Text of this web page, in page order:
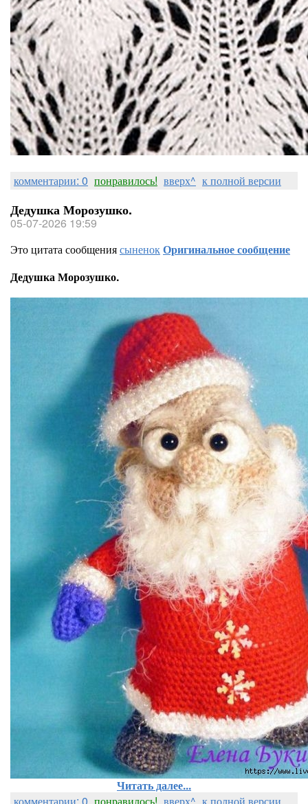
комментарии: 0 понравилось! вверх^ к полной версии
Дедушка Морозушко.
05-07-2026 19:59
Это цитата сообщениясыненокОригинальное сообщение
Дедушка Морозушко.
Читать далее...